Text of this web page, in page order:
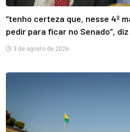
“tenho certeza que, nesse 4º
pedir para ficar no Senado”,
3 de agosto de 2026